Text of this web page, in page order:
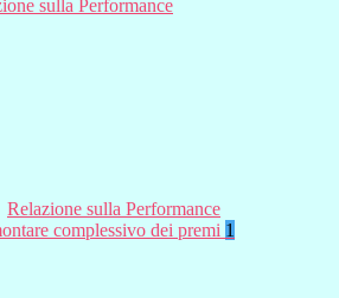
sulla Performance
Relazione sulla Performance
complessivo dei premi 1